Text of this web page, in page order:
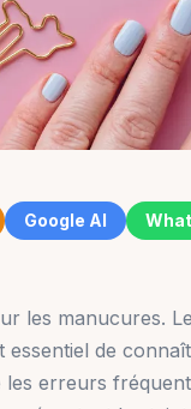
Google AI
les manucures.
de
erreurs